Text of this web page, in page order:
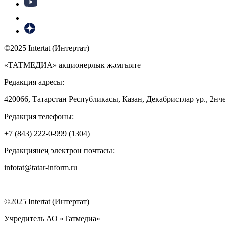
©2025 Intertat (Интертат)
«ТАТМЕДИА» акционерлык җәмгыяте
Редакция адресы:
420066, Татарстан Республикасы, Казан, Декабристлар ур.,
Редакция телефоны:
+7 (843) 222-0-999 (1304)
Редакциянең электрон почтасы:
infotat@tatar-inform.ru
©2025 Intertat (Интертат)
Учредитель АО «Татмедиа»